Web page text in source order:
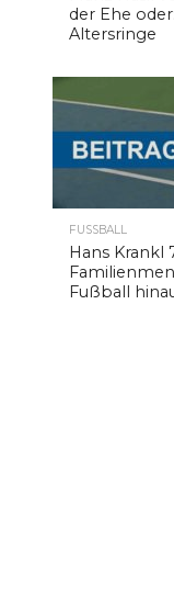
der Ehe
Altersringe
FUSSBALL
Hans Krankl
Fußball